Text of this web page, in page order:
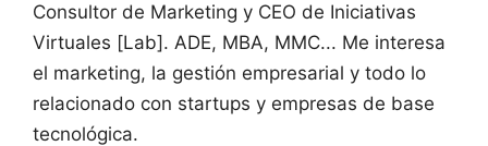
Consultor de Marketing y CEO de Iniciativas
Virtuales [Lab]. ADE, MBA, MMC... Me interesa
el marketing, la gestión empresarial y todo lo
relacionado con startups y empresas de base
tecnológica.